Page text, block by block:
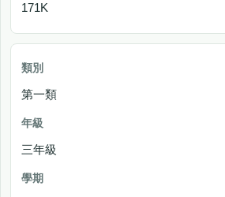
171K
第一類
三年級